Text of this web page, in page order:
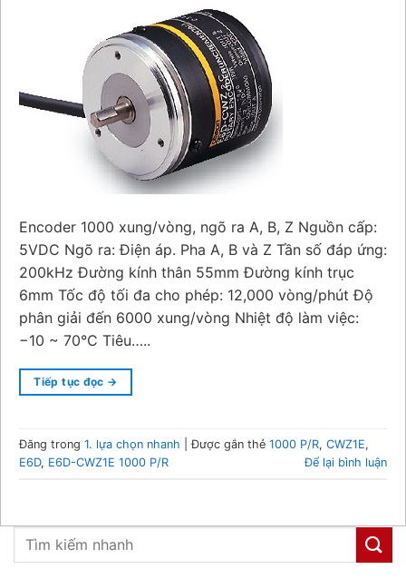
Encoder 1000 xung/vòng, ngõ ra A, B, Z Nguồn cấp:
5VDC Ngõ ra: Điện áp. Pha A, B và Z Tần số đáp ứng:
200kHz Đường kính thân 55mm Đường kính trục
6mm Tốc độ tối đa cho phép: 12,000 vòng/phút Độ
phân giải đến 6000 xung/vòng Nhiệt độ làm việc:
−10 ~ 70°C Tiêu…..
Tiếp tục đọc →
Đăng trong 1. lựa chọn nhanh |Được gắn thẻ 1000 P/R, CWZ1E,
E6D, E6D-CWZ1E 1000 P/R Để lại bình luận